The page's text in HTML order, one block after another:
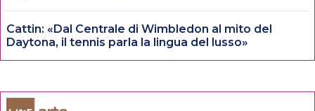
Cattin: «Dal Centrale di Wimbledon al mito del
Daytona, il tennis parla la lingua del lusso»